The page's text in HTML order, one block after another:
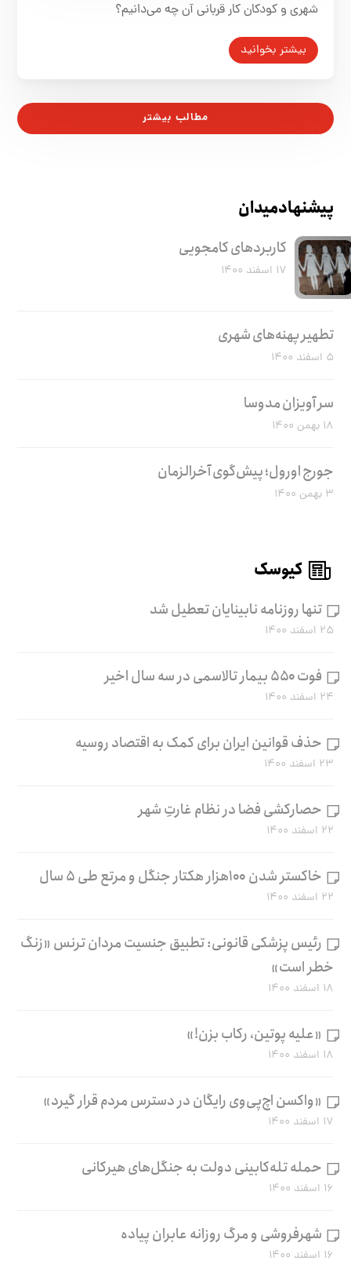
شهری و کودکان کار قربانی آن چه می‌دانیم؟
بیشتر بخوانید
مطالب بیشتر
پیشنهاد میدان
کاربرد‌های کامجویی
۱۷ اسفند ۱۴۰۰
تطهیر پهنه‌های شهری
۵ اسفند ۱۴۰۰
سر آویزان مدوسا
۱۸ بهمن ۱۴۰۰
جورج اورول؛ پیش‌گوی آخرالزمان
۳ بهمن ۱۴۰۰
کیوسک
تنها روزنامه نابینایان تعطیل شد
۲۵ اسفند ۱۴۰۰
فوت ۵۵۰ بیمار تالاسمی در سه سال اخیر
۲۴ اسفند ۱۴۰۰
حذف قوانین ایران برای کمک به اقتصاد روسیه
۲۳ اسفند ۱۴۰۰
حصارکشی فضا در نظام غارتِ شهر
۲۲ اسفند ۱۴۰۰
خاکستر شدن ۱۰۰هزار هکتار جنگل و مرتع طی ۵ سال
۲۲ اسفند ۱۴۰۰
رئیس پزشکی قانونی: تطبیق جنسیت مردان ترنس «زنگ
خطر است»
۱۸ اسفند ۱۴۰۰
«علیه پوتین، رکاب بزن!»
۱۸ اسفند ۱۴۰۰
«واکسن اچ‌پی‌وی رایگان در دسترس مردم قرار گیرد»
۱۷ اسفند ۱۴۰۰
حمله تله‌کابینی دولت به جنگل‌های هیرکانی
۱۶ اسفند ۱۴۰۰
شهرفروشی و مرگ روزانه عابران پیاده
۱۶ اسفند ۱۴۰۰